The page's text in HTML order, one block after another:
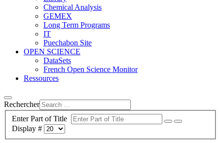
Chemical Analysis
GEMEX
Long Term Programs
IT
Puechabon Site
OPEN SCIENCE
DataSets
French Open Science Monitor
Ressources
Rechercher
Enter Part of Title
Display #